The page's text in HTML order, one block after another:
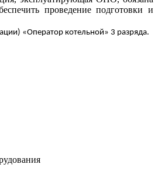
проведение подготовки и
«Оператор котельной» 3 разряда.